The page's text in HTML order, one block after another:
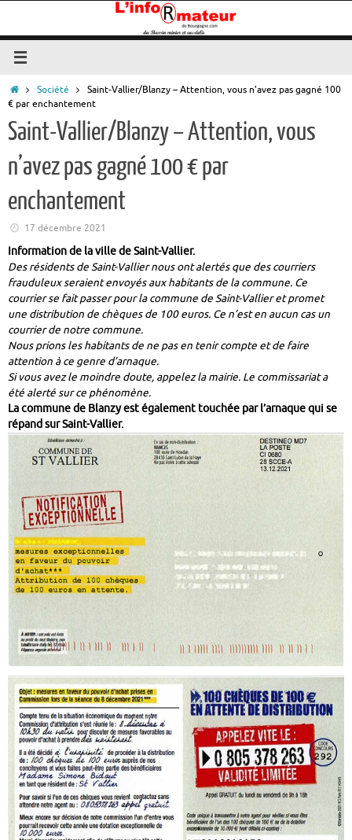
contenu
Accueil
Société
Saint-Vallier/Blanzy – Attention, vous n’avez pas gagné 100
€ par enchantement
Saint-Vallier/Blanzy – Attention, vous
n’avez pas gagné 100 € par
enchantement
17 décembre 2021
Information de la ville de Saint-Vallier.
Des résidents de Saint-Vallier nous ont alertés que des courriers
frauduleux seraient envoyés aux habitants de la commune. Ce
courrier se fait passer pour la commune de Saint-Vallier et promet
une distribution de chèques de 100 euros. Ce n’est en aucun cas un
courrier de notre commune.
Nous prions les habitants de ne pas en tenir compte et de faire
attention à ce genre d’arnaque.
Si vous avez le moindre doute, appelez la mairie. Le commissariat a
été alerté sur ce phénomène.
La commune de Blanzy est également touchée par l’arnaque qui se
répand sur Saint-Vallier.